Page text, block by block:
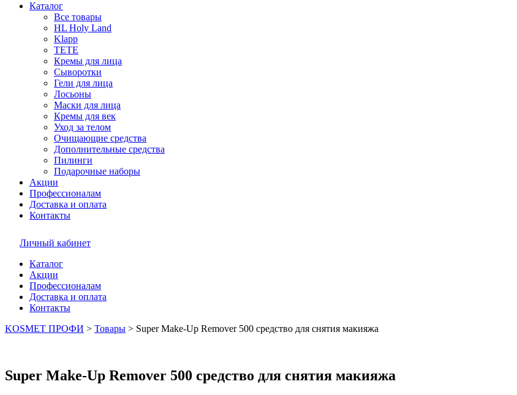
Каталог
Все товары
HL Holy Land
Klapp
TETE
Кремы для лица
Сыворотки
Гели для лица
Лосьоны
Маски для лица
Кремы для век
Уход за телом
Очищающие средства
Дополнительные средства
Пилинги
Подарочные наборы
Акции
Профессионалам
Доставка и оплата
Контакты
Личный кабинет
Каталог
Акции
Профессионалам
Доставка и оплата
Контакты
KOSMET ПРОФИ > Товары > Super Make-Up Remover 500 средство для снятия макияжа
Super Make-Up Remover 500 средство для снятия макияжа